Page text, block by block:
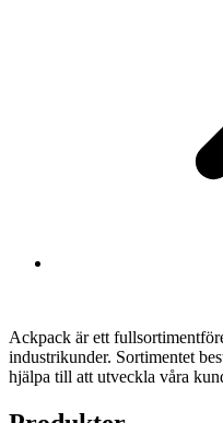
Ackpack är ett
industrikunder. Sortimentet
hjälpa till att utveckla våra